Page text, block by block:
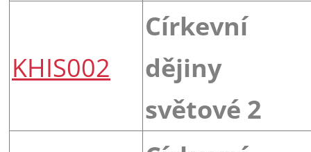
KHIS002
Církevní
dějiny
světové 2